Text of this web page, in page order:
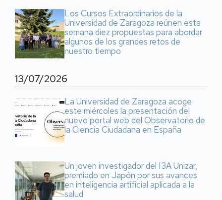
Los Cursos Extraordinarios de la
Universidad de Zaragoza reúnen esta
semana diez propuestas para abordar
algunos de los grandes retos de
nuestro tiempo
13/07/2026
La Universidad de Zaragoza acoge
este miércoles la presentación del
nuevo portal web del Observatorio de
la Ciencia Ciudadana en España
Un joven investigador del I3A Unizar,
premiado en Japón por sus avances
en inteligencia artificial aplicada a la
salud